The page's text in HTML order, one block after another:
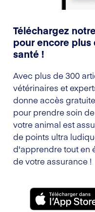
Téléchargez
pour encore
santé !
Avec plus de 300
vétérinaires et
donne accès
pour prendre soin
votre animal est
de points ultra
d'apprendre tout en
de votre assurance !